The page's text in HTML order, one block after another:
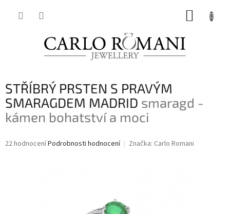
STŘÍBRÝ PRSTEN S PRAVÝM
SMARAGDEM MADRID smaragd -
kámen bohatství a moci
Průměrné
22 hodnoceníPodrobnosti hodnocení Značka: Carlo Romani